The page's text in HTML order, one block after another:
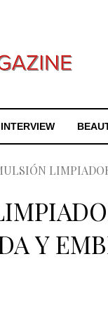
INTERVIEW
Y